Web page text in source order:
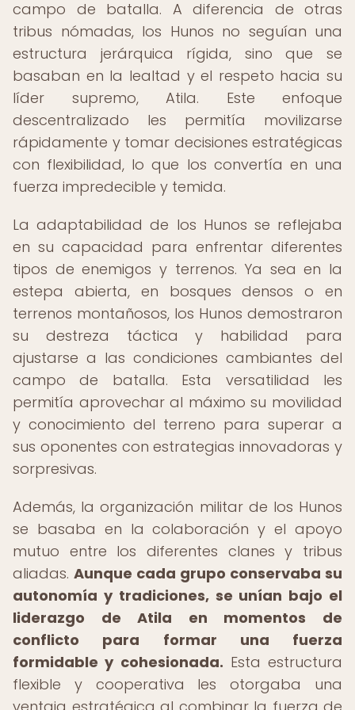
campo de batalla. A diferencia de otras
tribus nómadas, los Hunos no seguían una
estructura jerárquica rígida, sino que se
basaban en la lealtad y el respeto hacia su
líder supremo, Atila. Este enfoque
descentralizado les permitía movilizarse
rápidamente y tomar decisiones estratégicas
con flexibilidad, lo que los convertía en una
fuerza impredecible y temida.
La adaptabilidad de los Hunos se reflejaba
en su capacidad para enfrentar diferentes
tipos de enemigos y terrenos. Ya sea en la
estepa abierta, en bosques densos o en
terrenos montañosos, los Hunos demostraron
su destreza táctica y habilidad para
ajustarse a las condiciones cambiantes del
campo de batalla. Esta versatilidad les
permitía aprovechar al máximo su movilidad
y conocimiento del terreno para superar a
sus oponentes con estrategias innovadoras y
sorpresivas.
Además, la organización militar de los Hunos
se basaba en la colaboración y el apoyo
mutuo entre los diferentes clanes y tribus
aliadas. Aunque cada grupo conservaba su
autonomía y tradiciones, se unían bajo el
liderazgo de Atila en momentos de
conflicto para formar una fuerza
formidable y cohesionada. Esta estructura
flexible y cooperativa les otorgaba una